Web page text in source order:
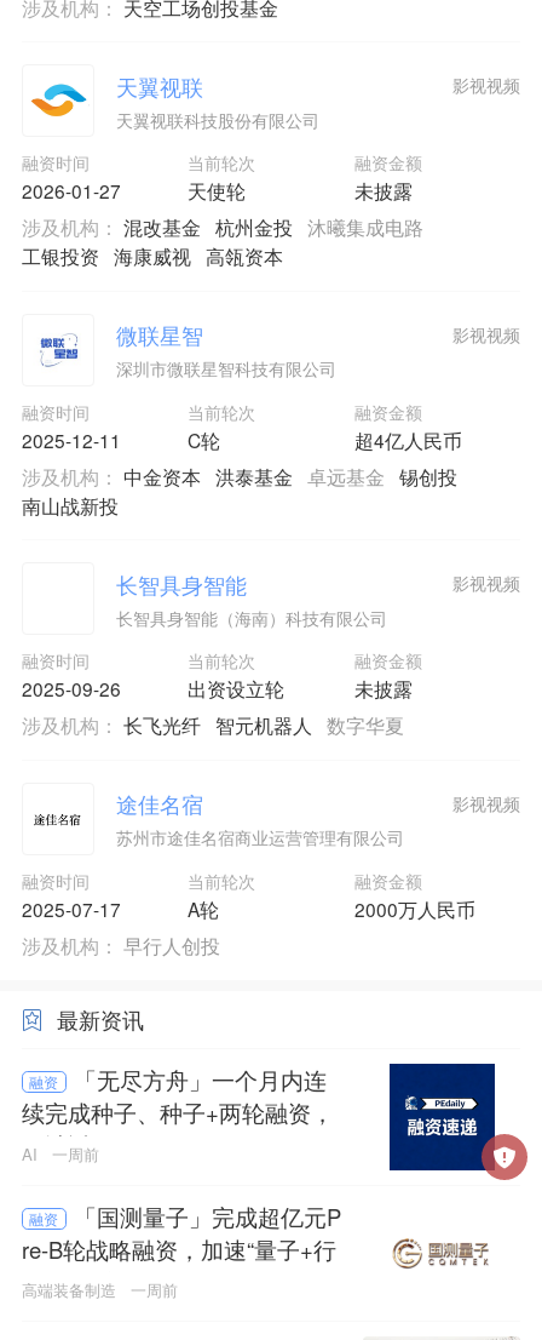
涉及机构： 天空工场创投基金
天翼视联
天翼视联科技股份有限公司
融资时间
2026-01-27
当前轮次
天使轮
融资金额
未披露
影视视频
涉及机构： 混改基金 杭州金投 沐曦集成电路
工银投资 海康威视 高瓴资本
微联星智
深圳市微联星智科技有限公司
融资时间
2025-12-11
当前轮次
C轮
融资金额
超4亿人民币
影视视频
涉及机构： 中金资本 洪泰基金 卓远基金 锡创投
南山战新投
长智具身智能
长智具身智能（海南）科技有限公司
融资时间
2025-09-26
当前轮次
出资设立轮
融资金额
未披露
影视视频
涉及机构： 长飞光纤 智元机器人 数字华夏
途佳名宿
苏州市途佳名宿商业运营管理有限公司
融资时间
2025-07-17
当前轮次
A轮
融资金额
2000万人民币
影视视频
涉及机构： 早行人创投
最新资讯
融资
「无尽方舟」一个月内连
续完成种子、种子+两轮融资，
累计近亿元
AI 一周前
融资
「国测量子」完成超亿元P
re-B轮战略融资，加速“量子+行
业”融合应用
高端装备制造 一周前